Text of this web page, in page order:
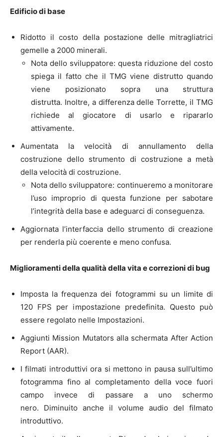
Edificio di base
Ridotto il costo della postazione delle mitragliatrici
gemelle a 2000 minerali.
Nota dello sviluppatore: questa riduzione del costo
spiega il fatto che il TMG viene distrutto quando
viene posizionato sopra una struttura
distrutta. Inoltre, a differenza delle Torrette, il TMG
richiede al giocatore di usarlo e ripararlo
attivamente.
Aumentata la velocità di annullamento della
costruzione dello strumento di costruzione a metà
della velocità di costruzione.
Nota dello sviluppatore: continueremo a monitorare
l’uso improprio di questa funzione per sabotare
l’integrità della base e adeguarci di conseguenza.
Aggiornata l’interfaccia dello strumento di creazione
per renderla più coerente e meno confusa.
Miglioramenti della qualità della vita e correzioni di bug
Imposta la frequenza dei fotogrammi su un limite di
120 FPS per impostazione predefinita. Questo può
essere regolato nelle Impostazioni.
Aggiunti Mission Mutators alla schermata After Action
Report (AAR).
I filmati introduttivi ora si mettono in pausa sull’ultimo
fotogramma fino al completamento della voce fuori
campo invece di passare a uno schermo
nero. Diminuito anche il volume audio del filmato
introduttivo.